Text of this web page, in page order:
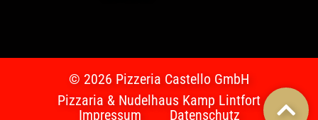
© 2026 Pizzeria Castello GmbH
Pizzaria & Nudelhaus Kamp Lintfort
Impressum
Datenschutz